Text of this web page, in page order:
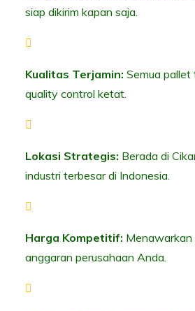
siap dikirim kapan saja.
Kualitas Terjamin: Semua pallet
quality control ketat.
Lokasi Strategis: Berada di
industri terbesar di Indonesia.
Harga Kompetitif: Menawarkan
anggaran perusahaan Anda.